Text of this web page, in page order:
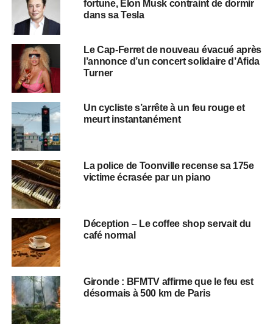
fortune, Elon Musk contraint de dormir
dans sa Tesla
Le Cap-Ferret de nouveau évacué après
l’annonce d’un concert solidaire d’Afida
Turner
Un cycliste s’arrête à un feu rouge et
meurt instantanément
La police de Toonville recense sa 175e
victime écrasée par un piano
Déception – Le coffee shop servait du
café normal
Gironde : BFMTV affirme que le feu est
désormais à 500 km de Paris